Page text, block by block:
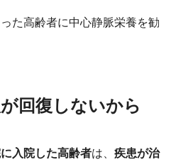
た高齢者に中心静脈栄養を勧
回復しないから
入院した高齢者は、 疾患が治